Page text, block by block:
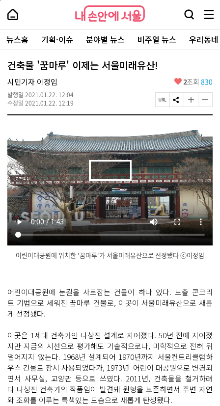
본
로
가
내
손
안
에
서
울
-
서
울
시
대
표
소
털
내
손
에
울
검
창
열
기
메
뉴
전
체
보
주
요
서
뉴스홈 기획·이슈 분야별 뉴스 비주얼 뉴스 우리동
건축물 '꿈마루' 이제는 서울미래유산!
시민기자 이정임
발행일 2021.01.22. 12:04
수정일 2021.01.22. 12:19
좋
요
2조회 830
페
이
R
L
복
사
S
N
유
하
기
글
자
기
크
게
변
경
하
기
글
자
작
게
변
경
하
기
어린이대공원에 위치한 '꿈마루'가 서울미래유산으로 선정됐다 ⓒ이정임
어린이대공원에 눈길을 사로잡는 건물이 하나 있다. 노출 콘크리
트 기법으로 세워진 꿈마루 건물로, 이곳이 서울미래유산으로 새롭
게 선정됐다.
이곳은 1세대 건축가인 나상진 설계로 지어졌다. 50년 전에 지어졌
지만 지금의 시선으로 평가해도 기술적으로나, 미학적으로 전혀 뒤
떨어지지 않는다. 1968년 설계되어 1970년까지 서울컨트리클럽하
우스 건물로 잠시 사용되었다가, 1973년 어린이 대공원으로 변경되
면서 사무실, 교양관 등으로 쓰였다. 2011년, 건축물을 철거하려
다 나상진 건축가의 작품임이 발견돼 원형을 보존하면서 주변 자연
와 조화를 이루는 특색있는 모습으로 새롭게 탄생됐다.
페
상
단
로